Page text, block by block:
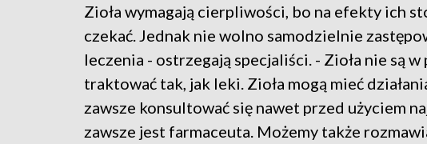
Zioła wymagają cierpliwości, bo na efekty ich
czekać. Jednak nie wolno samodzielnie
leczenia - ostrzegają specjaliści. - Zioła nie są
traktować tak, jak leki. Zioła mogą mieć
zawsze konsultować się nawet przed użyciem
zawsze jest farmaceuta. Możemy także